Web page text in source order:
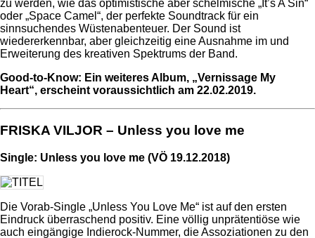
zu werden, wie das optimistische aber schelmische „It’s A Sin“
oder „Space Camel“, der perfekte Soundtrack für ein
sinnsuchendes Wüstenabenteuer. Der Sound ist
wiedererkennbar, aber gleichzeitig eine Ausnahme im und
Erweiterung des kreativen Spektrums der Band.
Good-to-Know: Ein weiteres Album, „Vernissage My
Heart“, erscheint voraussichtlich am 22.02.2019.
FRISKA VILJOR – Unless you love me
Single: Unless you love me (VÖ 19.12.2018)
Die Vorab-Single „Unless You Love Me“ ist auf den ersten
Eindruck überraschend positiv. Eine völlig unprätentiöse wie
auch eingängige Indierock-Nummer, die Assoziationen zu den